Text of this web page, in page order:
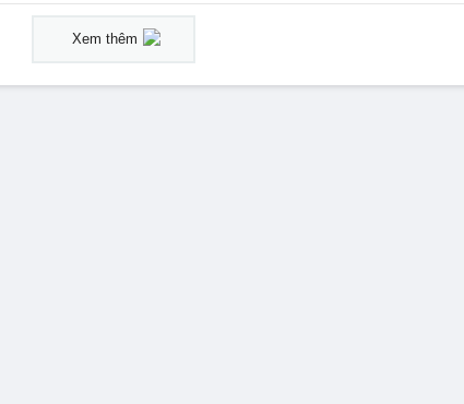
Xem thêm